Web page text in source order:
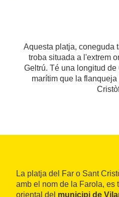
Aquesta platja, coneguda
troba situada a l'extrem
Geltrú. Té una longitud
marítim que la
La platja del Far o Sant
amb el nom de la Farola, es
oriental del municipi de